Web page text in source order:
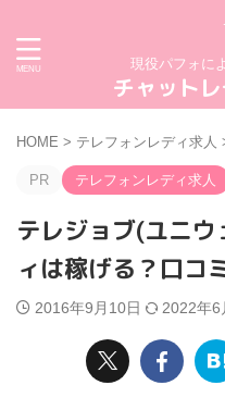
現役パフォに
チャット
HOME > テレフォンレディ求人
PR テレフォンレディ求人
テレジョブ(ユニ
ィは稼げる？口コ
2016年9月10日 2022年6